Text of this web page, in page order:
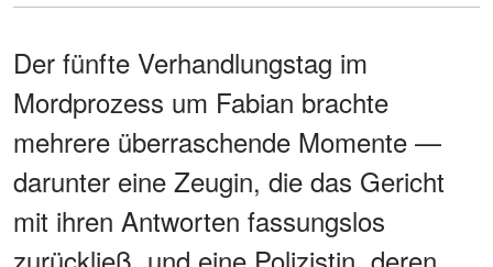
Der fünfte Verhandlungstag im
Mordprozess um Fabian brachte
mehrere überraschende Momente —
darunter eine Zeugin, die das Gericht
mit ihren Antworten fassungslos